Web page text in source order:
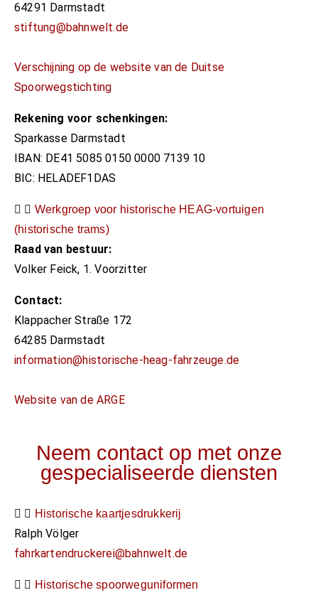
64291 Darmstadt​
stiftung@bahnwelt.de
Verschijning op de website van de Duitse
Spoorwegstichting
Rekening voor schenkingen:
Sparkasse Darmstadt
IBAN: DE41 5085 0150 0000 7139 10
BIC: HELADEF1DAS
Werkgroep voor historische HEAG-vortuigen
(historische trams)
Raad van bestuur:​
Volker Feick, 1. Voorzitter​
Contact:​
Klappacher Straße 172​
64285 Darmstadt​
information@historische-heag-fahrzeuge.de
Website van de ARGE
Neem contact op met onze
gespecialiseerde diensten
Historische kaartjesdrukkerij
Ralph Völger
fahrkartendruckerei@bahnwelt.de
Historische spoorweguniformen